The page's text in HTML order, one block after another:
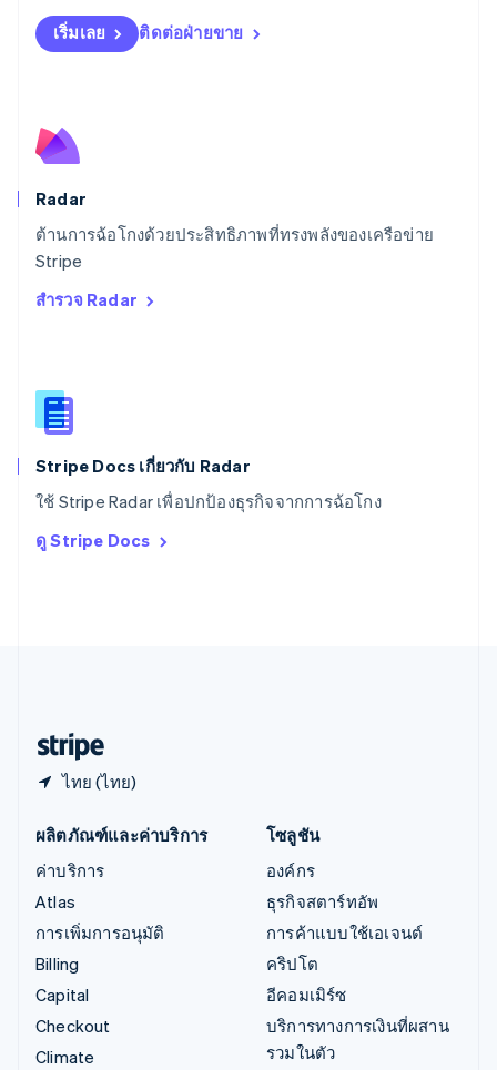
เริ่มเลย ติดต่อฝ่ายขาย
Radar
ต้านการฉ้อโกงด้วยประสิทธิภาพที่ทรงพลังของเครือข่าย
Stripe
สำรวจ Radar
Stripe Docs เกี่ยวกับ Radar
ใช้ Stripe Radar เพื่อปกป้องธุรกิจจากการฉ้อโกง
ดู Stripe Docs
ไทย (ไทย)
สโลวาเกีย
English
Deutsch
สวีเดน
สหรัฐอเมริกา
EnglishEspañol简体中文
สหรัฐอาหรับเอมิเรตส์
สหราชอาณาจักร
สิงคโปร์
English
ออสเตรเลีย
English
DeutschEnglish
ItalianoEnglish
ผลิตภัณฑ์และค่าบริการ
ค่าบริการ
Atlas
การเพิ่มการอนุมัติ
Billing
Capital
Checkout
Climate
โซลูชัน
องค์กร
ธุรกิจสตาร์ทอัพ
การค้าแบบใช้เอเจนต์
คริปโต
อีคอมเมิร์ซ
บริการทางการเงินที่ผสาน
รวมในตัว